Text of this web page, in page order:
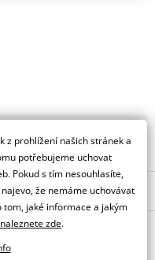
z prohlížení našich stránek a
potřebujeme uchovat
Pokud s tím nesouhlasíte,
že nemáme uchovávat
jaké informace a jakým
naleznete zde.